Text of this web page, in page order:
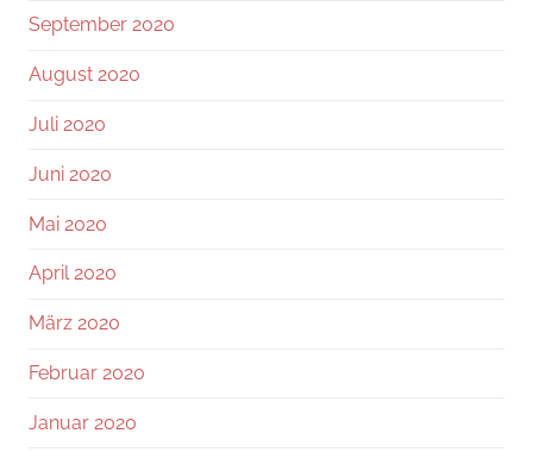
September 2020
August 2020
Juli 2020
Juni 2020
Mai 2020
April 2020
März 2020
Februar 2020
Januar 2020